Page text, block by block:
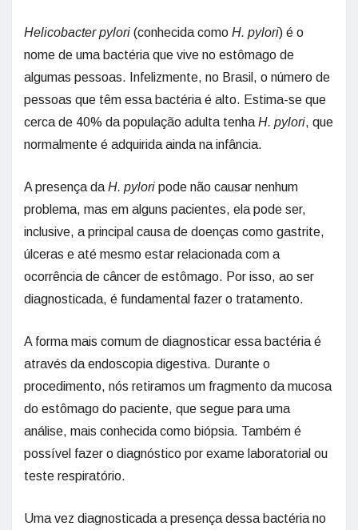
Helicobacter pylori (conhecida como H. pylori) é o
nome de uma bactéria que vive no estômago de
algumas pessoas. Infelizmente, no Brasil, o número de
pessoas que têm essa bactéria é alto. Estima-se que
cerca de 40% da população adulta tenha H. pylori, que
normalmente é adquirida ainda na infância.
A presença da H. pylori pode não causar nenhum
problema, mas em alguns pacientes, ela pode ser,
inclusive, a principal causa de doenças como gastrite,
úlceras e até mesmo estar relacionada com a
ocorrência de câncer de estômago. Por isso, ao ser
diagnosticada, é fundamental fazer o tratamento.
A forma mais comum de diagnosticar essa bactéria é
através da endoscopia digestiva. Durante o
procedimento, nós retiramos um fragmento da mucosa
do estômago do paciente, que segue para uma
análise, mais conhecida como biópsia. Também é
possível fazer o diagnóstico por exame laboratorial ou
teste respiratório.
Uma vez diagnosticada a presença dessa bactéria no